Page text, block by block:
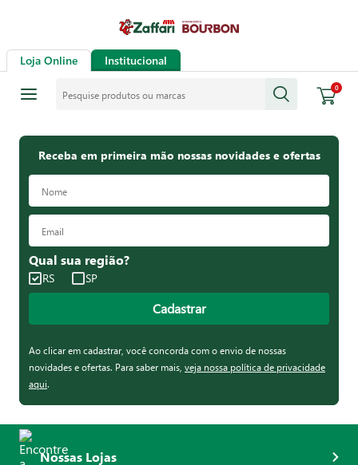
Loja Online Institucional
0
Receba em primeira mão nossas novidades e ofertas
Qual sua região?
RS SP
Cadastrar
Ao clicar em cadastrar, você concorda com o envio de nossas
novidades e ofertas. Para saber mais, veja nossa política de privacidade
aqui.
Nossas Lojas